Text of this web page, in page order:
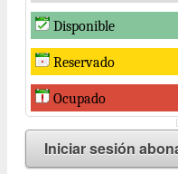
Disponible
Reservado
Ocupado
Iniciar sesión